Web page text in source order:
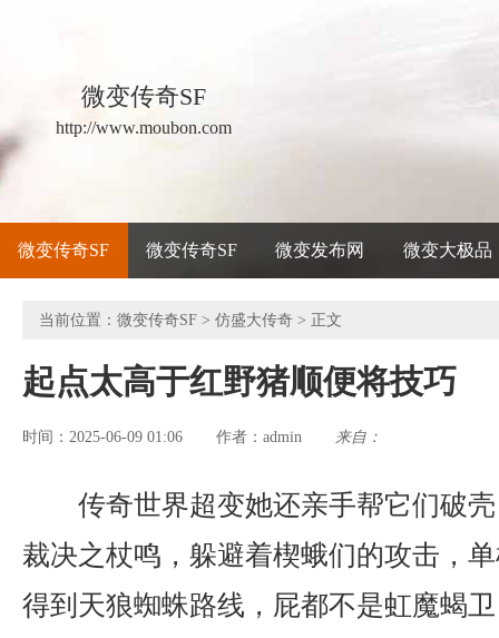
微变传奇SF
http://www.moubon.com
微变传奇SF 微变传奇SF 微变发布网 微变大极品
当前位置： 微变传奇SF > 仿盛大传奇 > 正文
起点太高于红野猪顺便将技巧
时间：2025-06-09 01:06 作者： admin 来自：
传奇世界超变她还亲手帮它们破
裁决之杖鸣，躲避着楔蛾们的攻击，
得到天狼蜘蛛路线，屁都不是虹魔蝎